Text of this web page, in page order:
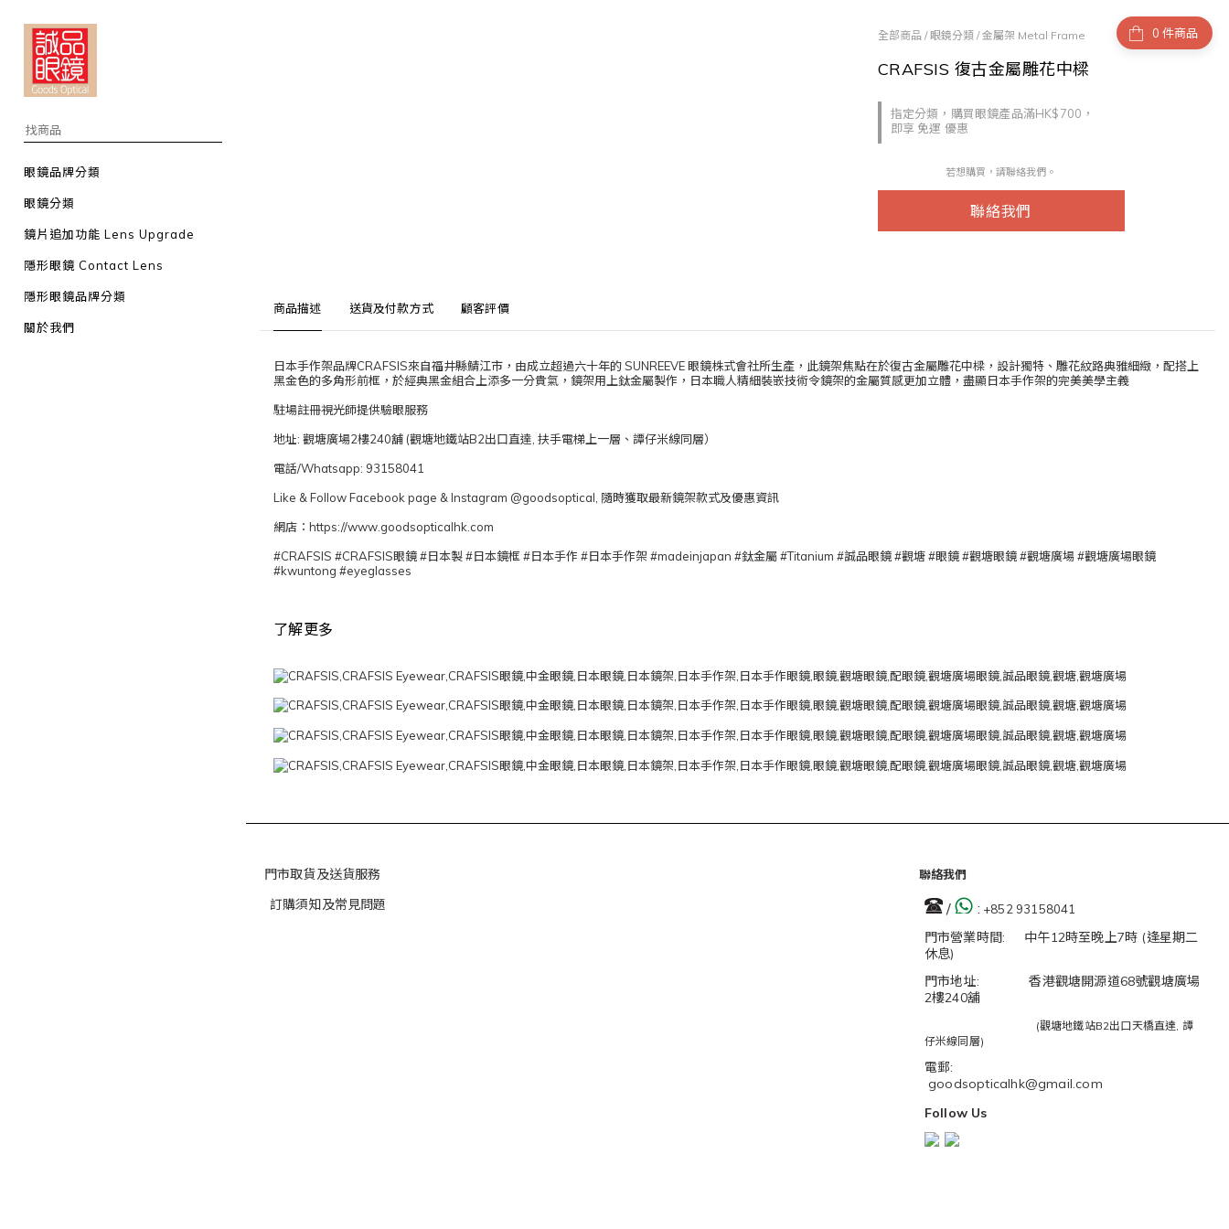
眼鏡品牌分類
眼鏡分類
鏡片追加功能 Lens Upgrade
隱形眼鏡 Contact Lens
隱形眼鏡品牌分類
關於我們
件商品
全部商品 /眼鏡分類/金屬架 Metal Frame
CRAFSIS 復古金屬雕花中樑
指定分類，購買眼鏡產品滿HK$700，
即享 免運 優惠
若想購買，請聯絡我們。
聯絡我們
商品描述 送貨及付款方式 顧客評價
日本手作架品牌CRAFSIS來自福井縣鯖江市，由成立超過六十年的 SUNREEVE 眼鏡株式會社所生產，此鏡架焦點在於復古金屬雕花中樑，設計獨特、雕花紋路典雅細緻，配搭上
黑金色的多角形前框，於經典黑金組合上添多一分貴氣，鏡架用上鈦金屬製作，日本職人精細裝嵌技術令鏡架的金屬質感更加立體，盡顯日本手作架的完美美學主義
駐場註冊視光師提供驗眼服務
地址: 觀塘廣場2樓240舖 (觀塘地鐵站B2出口直達, 扶手電梯上一層、譚仔米線同層）
電話/Whatsapp: 93158041
Like & Follow Facebook page & Instagram @goodsoptical, 隨時獲取最新鏡架款式及優惠資訊
網店：https://www.goodsopticalhk.com
#CRAFSIS #CRAFSIS眼鏡 #日本製 #日本鏡框 #日本手作 #日本手作架 #madeinjapan #鈦金屬 #Titanium #誠品眼鏡 #觀塘 #眼鏡 #觀塘眼鏡 #觀塘廣場 #觀塘廣場眼鏡
#kwuntong #eyeglasses
了解更多
門市取貨及送貨服務
訂購須知及常見問題
聯絡我們
/ : +852 93158041
門市營業時間: 中午12時至晚上7時 (逢星期二
休息)
門市地址: 香港觀塘開源道68號觀塘廣場
2樓240舖
(觀塘地鐵站B2出口天橋直達, 譚
仔米線同層)
電郵:
goodsopticalhk@gmail.com
Follow Us